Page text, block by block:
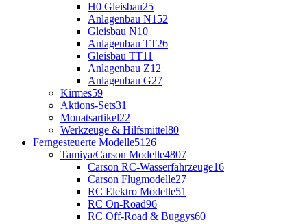
H0 Gleisbau25
Anlagenbau N152
Gleisbau N10
Anlagenbau TT26
Gleisbau TT11
Anlagenbau Z12
Anlagenbau G27
Kirmes59
Aktions-Sets31
Monatsartikel22
Werkzeuge & Hilfsmittel80
Ferngesteuerte Modelle5126
Tamiya/Carson Modelle4807
Carson RC-Wasserfahrzeuge16
Carson Flugmodelle27
RC Elektro Modelle51
RC On-Road96
RC Off-Road & Buggys60